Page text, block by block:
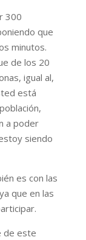
300
que
minutos.
de los 20
igual al,
está
a poder
siendo
es con las
que en las
de este